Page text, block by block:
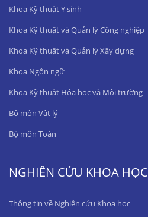
Khoa Kỹ thuật Y sinh
Khoa Kỹ thuật và Quản lý Công nghiệp
Khoa Kỹ thuật và Quản lý Xây dựng
Khoa Ngôn ngữ
Khoa Kỹ thuật Hóa học và Môi trường
Bộ môn Vật lý
Bộ môn Toán
NGHIÊN CỨU KHOA HỌC
Thông tin về Nghiên cứu Khoa học